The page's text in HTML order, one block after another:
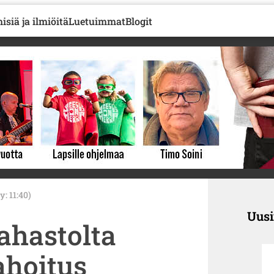
ja ilmiöitäLuetuimmatBlogit
11:40)